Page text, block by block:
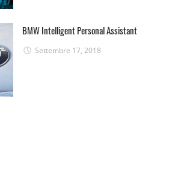
BMW Intelligent Personal Assistant
Settembre 17, 2018